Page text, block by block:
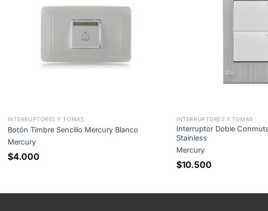
INTERRUPTORES Y TOMAS
Botón Timbre Sencillo Mercury Blanco
Mercury
$4.000
INTERRUPTORES Y TOMAS
Interruptor Doble
Stainless
Mercury
$10.500